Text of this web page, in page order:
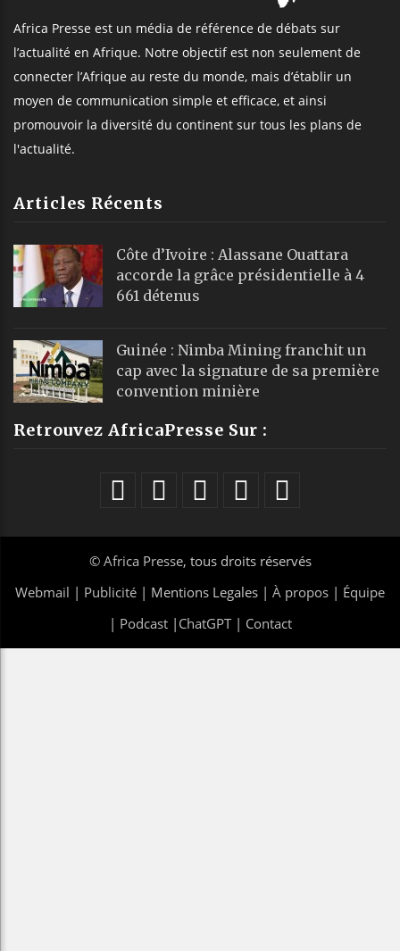
Africa Presse est un média de référence de débats sur
l’actualité en Afrique. Notre objectif est non seulement de
connecter l’Afrique au reste du monde, mais d’établir un
moyen de communication simple et efficace, et ainsi
promouvoir la diversité du continent sur tous les plans de
l'actualité.
Articles Récents
Côte d’Ivoire : Alassane Ouattara
accorde la grâce présidentielle à 4
661 détenus
Guinée : Nimba Mining franchit un
cap avec la signature de sa première
convention minière
Retrouvez AfricaPresse Sur :
© Africa Presse, tous droits réservés
Webmail | Publicité | Mentions Legales | À propos | Équipe
| Podcast| ChatGPT| Contact